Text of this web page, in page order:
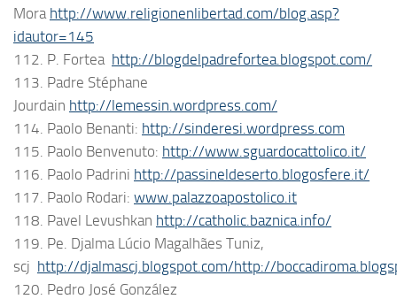
Mora http://www.religionenlibertad.com/blog.asp?
idautor=145
112. P. Fortea http://blogdelpadrefortea.blogspot.com/
113. Padre Stéphane
Jourdain http://lemessin.wordpress.com/
114. Paolo Benanti: http://sinderesi.wordpress.com
115. Paolo Benvenuto: http://www.sguardocattolico.it/
116. Paolo Padrini http://passineldeserto.blogosfere.it/
117. Paolo Rodari: www.palazzoapostolico.it
118. Pavel Levushkan http://catholic.baznica.info/
119. Pe. Djalma Lúcio Magalhães Tuniz,
scj http://djalmascj.blogspot.com/http://
120. Pedro José González